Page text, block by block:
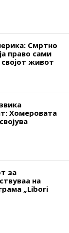
Смртно
право сами
живот
Хомеровата
за
на
„Libori